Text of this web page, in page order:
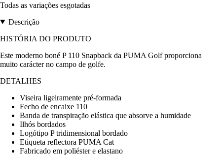
Todas as variações esgotadas
Descrição
HISTÓRIA DO PRODUTO
Este moderno boné P 110 Snapback da PUMA Golf proporciona
muito carácter no campo de golfe.
DETALHES
Viseira ligeiramente pré-formada
Fecho de encaixe 110
Banda de transpiração elástica que absorve a humidade
Ilhós bordados
Logótipo P tridimensional bordado
Etiqueta reflectora PUMA Cat
Fabricado em poliéster e elastano